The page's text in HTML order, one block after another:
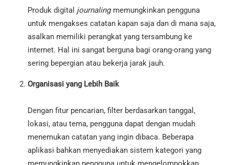
Produk digital journalingmemungkinkan pengguna
untuk mengakses catatan kapan saja dan di mana saja,
asalkan memiliki perangkat yang tersambung ke
internet. Hal ini sangat berguna bagi orang-orang yang
sering bepergian atau bekerja jarak jauh.
Organisasi yang Lebih Baik
Dengan fitur pencarian, filter berdasarkan tanggal,
lokasi, atau tema, pengguna dapat dengan mudah
menemukan catatan yang ingin dibaca. Beberapa
aplikasi bahkan menyediakan sistem kategori yang